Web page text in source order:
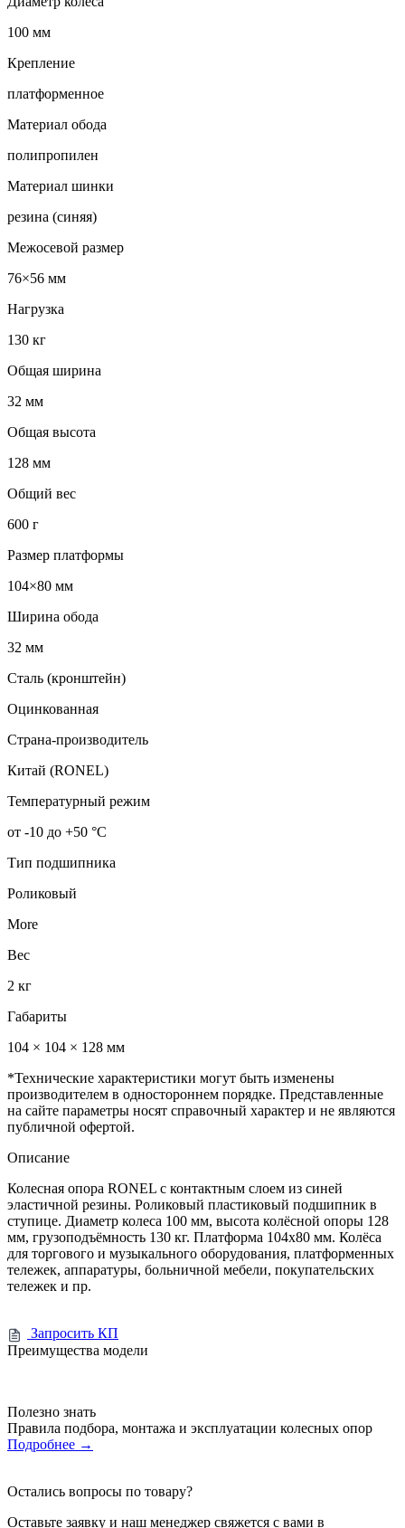
100 мм
Крепление
платформенное
Материал обода
полипропилен
Материал шинки
резина (синяя)
Межосевой размер
76×56 мм
Нагрузка
130 кг
Общая ширина
32 мм
Общая высота
128 мм
Общий вес
600 г
Размер платформы
104×80 мм
Ширина обода
32 мм
Сталь (кронштейн)
Оцинкованная
Страна-производитель
Китай (RONEL)
Температурный режим
от -10 до +50 °С
Тип подшипника
Роликовый
More
Вес
2 кг
Габариты
104 × 104 × 128 мм
*Технические характеристики могут быть изменены
производителем в одностороннем порядке. Представленные
на сайте параметры носят справочный характер и не являются
публичной офертой.
Описание
Колесная опора RONEL с контактным слоем из синей
эластичной резины. Роликовый пластиковый подшипник в
ступице. Диаметр колеса 100 мм, высота колёсной опоры 128
мм, грузоподъёмность 130 кг. Платформа 104x80 мм. Колёса
для торгового и музыкального оборудования, платформенных
тележек, аппаратуры, больничной мебели, покупательских
тележек и пр.
Запросить КП
Преимущества модели
Полезно знать
Правила подбора, монтажа и эксплуатации колесных опор
Подробнее →
Остались вопросы по товару?
Оставьте заявку и наш менеджер свяжется с вами в